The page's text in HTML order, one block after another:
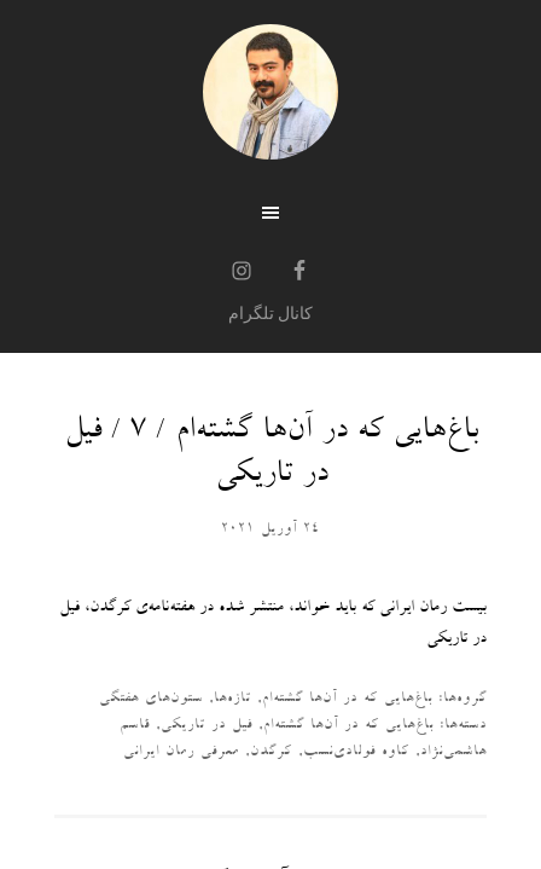
کانال تلگرام
باغ‌هایی که در آن‌ها گشته‌ام / ۷ / فیل
در تاریکی
24 آوریل 2021
بیست رمان ایرانی که باید خواند، منتشر شده در هفته‌نامه‌ی کرگدن، فیل
در تاریکی
گروه‌ها: باغ‌هایی که در آن‌ها گشته‌ام, تازه‌ها, ستون‌های هفتگی
دسته‌‌ها: باغ‌هایی که در آن‌ها گشته‌ام, فیل در تاریکی, قاسم
هاشمی‌نژاد, کاوه فولادی‌نسب, کرگدن, معرفی رمان ایرانی